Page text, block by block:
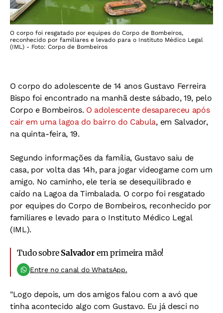
O corpo foi resgatado por equipes do Corpo de Bombeiros,
reconhecido por familiares e levado para o Instituto Médico Legal
(IML) - Foto: Corpo de Bombeiros
O corpo do adolescente de 14 anos Gustavo Ferreira
Bispo foi encontrado na manhã deste sábado, 19, pelo
Corpo e Bombeiros. O adolescente desapareceu após
cair em uma lagoa do bairro do Cabula, em Salvador,
na quinta-feira, 19.
Segundo informações da família, Gustavo saiu de
casa, por volta das 14h, para jogar videogame com um
amigo. No caminho, ele teria se desequilibrado e
caído na Lagoa da Timbalada. O corpo foi resgatado
por equipes do Corpo de Bombeiros, reconhecido por
familiares e levado para o Instituto Médico Legal
(IML).
Tudo sobre Salvadorem primeira mão!
Entre no canal do WhatsApp.
"Logo depois, um dos amigos falou com a avó que
tinha acontecido algo com Gustavo. Eu já desci no